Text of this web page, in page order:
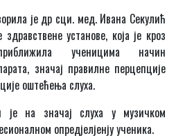
је др сци. мед. Ивана Секулић
установе, која је кроз
ученицима начин
значај правилне перцепције
оштећења слуха.
је на значај слуха у музичком
опредјелјенју ученика.